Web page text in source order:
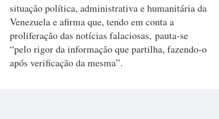
situação política, administrativa e humanitária da
Venezuela e afirma que, tendo em conta a
proliferação das notícias falaciosas, pauta-se
“pelo rigor da informação que partilha, fazendo-o
após verificação da mesma”.